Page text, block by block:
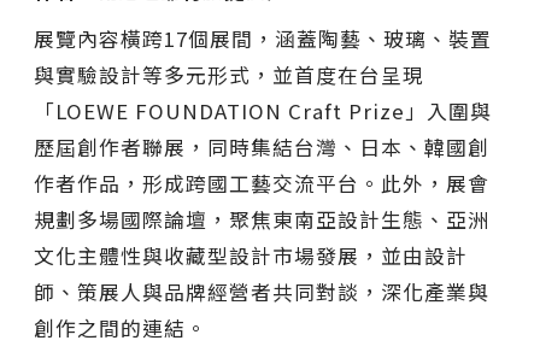
展覽內容橫跨17個展間，涵蓋陶藝、玻璃、裝置
與實驗設計等多元形式，並首度在台呈現
「LOEWE FOUNDATION Craft Prize」入圍與
歷屆創作者聯展，同時集結台灣、日本、韓國創
作者作品，形成跨國工藝交流平台。此外，展會
規劃多場國際論壇，聚焦東南亞設計生態、亞洲
文化主體性與收藏型設計市場發展，並由設計
師、策展人與品牌經營者共同對談，深化產業與
創作之間的連結。